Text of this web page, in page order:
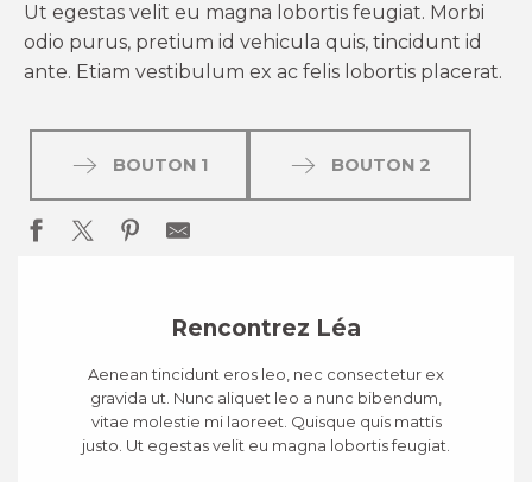
Ut egestas velit eu magna lobortis feugiat. Morbi
odio purus, pretium id vehicula quis, tincidunt id
ante. Etiam vestibulum ex ac felis lobortis placerat.
BOUTON 1 BOUTON 2
Rencontrez Léa
Aenean tincidunt eros leo, nec consectetur ex
gravida ut. Nunc aliquet leo a nunc bibendum,
vitae molestie mi laoreet. Quisque quis mattis
justo. Ut egestas velit eu magna lobortis feugiat.